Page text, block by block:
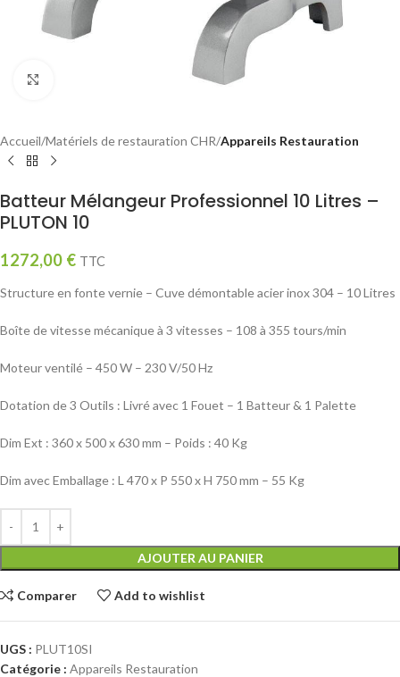
Accueil Matériels de restauration CHR Appareils Restauration
Batteur Mélangeur Professionnel 10 Litres –
PLUTON 10
1272,00 € TTC
Structure en fonte vernie – Cuve démontable acier inox 304 – 10 Litres
Boîte de vitesse mécanique à 3 vitesses – 108 à 355 tours/min
Moteur ventilé – 450 W – 230 V/50 Hz
Dotation de 3 Outils : Livré avec 1 Fouet – 1 Batteur & 1 Palette
Dim Ext : 360 x 500 x 630 mm – Poids : 40 Kg
Dim avec Emballage : L 470 x P 550 x H 750 mm – 55 Kg
AJOUTER AU PANIER
Comparer Add to wishlist
UGS : PLUT10SI
Catégorie : Appareils Restauration